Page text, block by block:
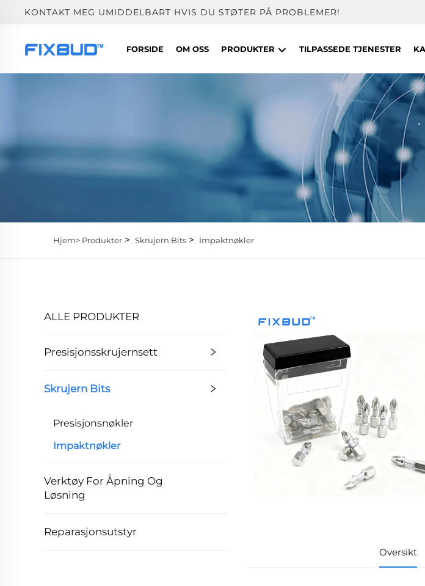
KONTAKT MEG UMIDDELBART HVIS DU STØTER PÅ PROBLEMER!
FORSIDE OM OSS PRODUKTER TILPASSEDE TJENESTER
Hjem> Produkter > Skrujern Bits > Impaktnøkler
ALLE PRODUKTER
Presisjonsskrujernsett
Skrujern Bits
Presisjonsnøkler
Impaktnøkler
Verktøy For Åpning Og
Løsning
Reparasjonsutstyr
Oversikt